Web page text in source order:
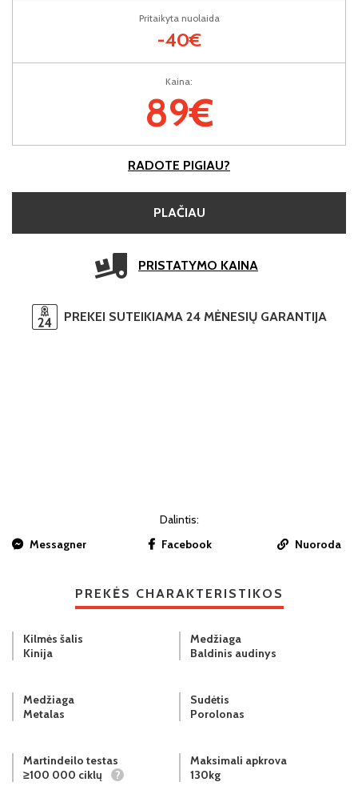
Kaina:
89€
Pritaikyta nuolaida
-40€
RADOTE PIGIAU?
PLAČIAU
PRISTATYMO KAINA
PREKEI SUTEIKIAMA 24 MĖNESIŲ GARANTIJA
Dalintis:
Messagner
Facebook Nuoroda
PREKĖS CHARAKTERISTIKOS
Kilmės šalis
Kinija
Medžiaga
Baldinis audinys
Medžiaga
Metalas
Sudėtis
Porolonas
Martindeilo testas
≥100 000 ciklų
?
Maksimali apkrova
130kg